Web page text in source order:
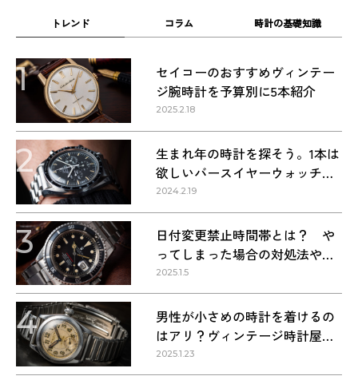
トレンド コラム 時計の基礎知識
1
セイコーのおすすめヴィンテー
ジ腕時計を予算別に5本紹介
2025.2.18
2
生まれ年の時計を探そう。1本は
欲しいバースイヤーウォッチ・
1960〜1990年代の名作9本
2024.2.19
3
日付変更禁止時間帯とは？ や
ってしまった場合の対処法や正
しい方法
2025.1.5
4
男性が小さめの時計を着けるの
はアリ？ヴィンテージ時計屋が
回答します！
2025.1.23